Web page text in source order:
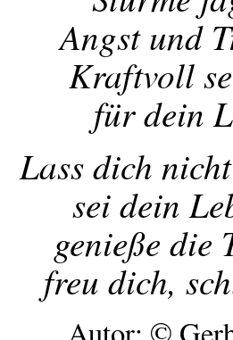
Angst und
Kraftvoll
für dein
Lass dich
sei dein
genieße die
freu dich,